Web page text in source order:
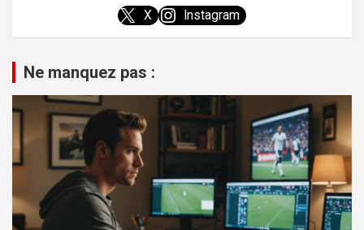
X Instagram
Ne manquez pas :